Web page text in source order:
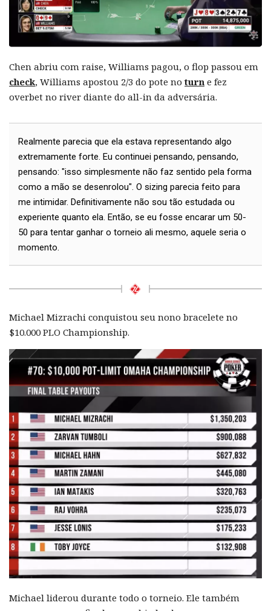
Chen abriu com raise, Williams pagou, o flop passou em
check, Williams apostou 2/3 do pote noturn e fez
overbet no river diante do all-in da adversária.
Realmente parecia que ela estava representando algo
extremamente forte. Eu continuei pensando, pensando,
pensando: "isso simplesmente não faz sentido pela forma
como a mão se desenrolou". O sizing parecia feito para
me intimidar. Definitivamente não sou tão estudada ou
experiente quanto ela. Então, se eu fosse encarar um 50-
50 para tentar ganhar o torneio ali mesmo, aquele seria o
momento.
Michael Mizrachi conquistou seu nono bracelete no
$10.000 PLO Championship.
Michael liderou durante todo o torneio. Ele também